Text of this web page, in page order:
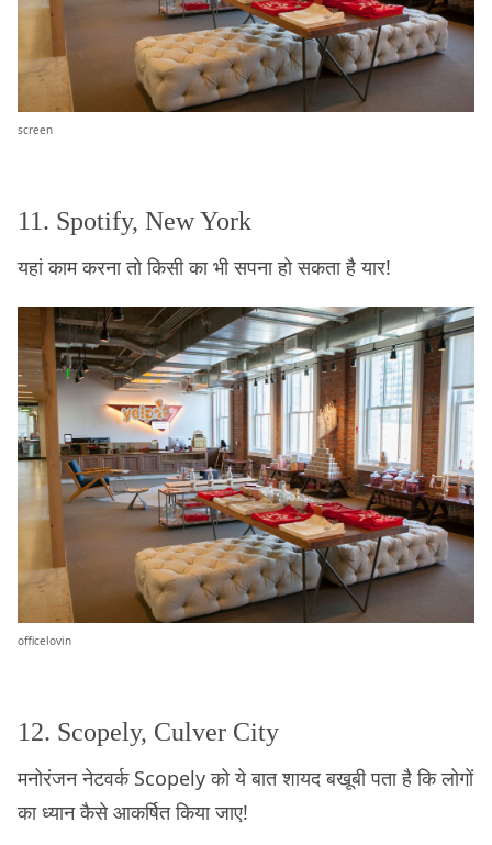
screen
11. Spotify, New York
यहां काम करना तो किसी का भी सपना हो सकता है यार!
officelovin
12. Scopely, Culver City
मनोरंजन नेटवर्क Scopely को ये बात शायद बखूबी पता है कि लोगों
का ध्यान कैसे आकर्षित किया जाए!